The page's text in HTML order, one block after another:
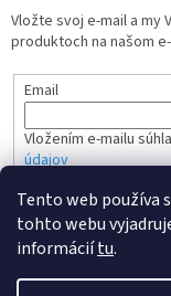
Tento web používa
tohto webu
informáciítu.
Vložte svoj e-mail a my
produktoch na našom
Email
Vložením e-mailu
údajov
PRIHLÁSIŤ SA